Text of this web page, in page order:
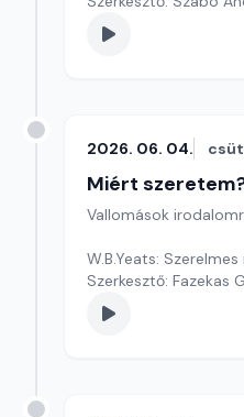
2026. 06. 04.
Miért
Vallomások
W.B.Yeats:
Szerkesztő: Fazekas